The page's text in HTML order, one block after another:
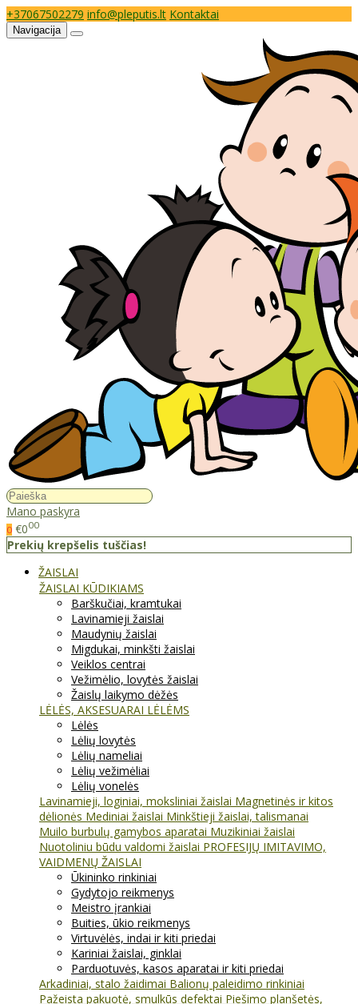
+37067502279 info@pleputis.lt Kontaktai
Navigacija
Mano paskyra
0 €000
Prekių krepšelis tuščias!
ŽAISLAI
ŽAISLAI KŪDIKIAMS
Barškučiai, kramtukai
Lavinamieji žaislai
Maudynių žaislai
Migdukai, minkšti žaislai
Veiklos centrai
Vežimėlio, lovytės žaislai
Žaislų laikymo dėžės
LĖLĖS, AKSESUARAI LĖLĖMS
Lėlės
Lėlių lovytės
Lėlių nameliai
Lėlių vežimėliai
Lėlių vonelės
Lavinamieji, loginiai, moksliniai žaislai Magnetinės ir kitos
dėlionės Mediniai žaislai Minkštieji žaislai, talismanai
Muilo burbulų gamybos aparatai Muzikiniai žaislai
Nuotoliniu būdu valdomi žaislai PROFESIJŲ IMITAVIMO,
VAIDMENŲ ŽAISLAI
Ūkininko rinkiniai
Gydytojo reikmenys
Meistro įrankiai
Buities, ūkio reikmenys
Virtuvėlės, indai ir kiti priedai
Kariniai žaislai, ginklai
Parduotuvės, kasos aparatai ir kiti priedai
Arkadiniai, stalo žaidimai Balionų paleidimo rinkiniai
Pažeista pakuotė, smulkūs defektai Piešimo planšetės,